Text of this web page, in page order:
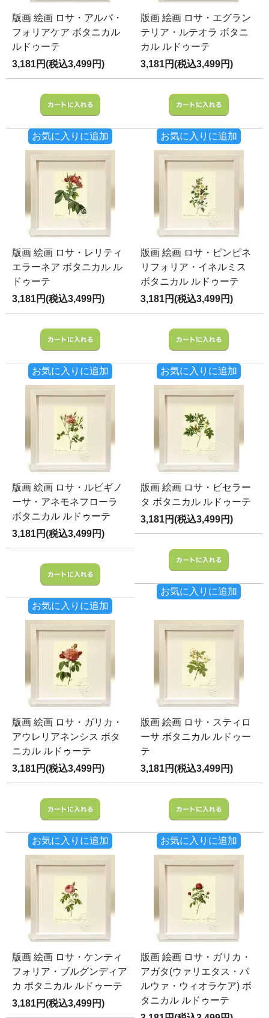
版画 絵画 ロサ・アルバ・
フォリアケア ボタニカル
ルドゥーテ
3,181円(税込3,499円)
お気に入りに追加
版画 絵画 ロサ・エグラン
テリア・ルテオラ ボタニ
カル ルドゥーテ
3,181円(税込3,499円)
お気に入りに追加
版画 絵画 ロサ・レリティ
エラーネア ボタニカル ル
ドゥーテ
3,181円(税込3,499円)
お気に入りに追加
版画 絵画 ロサ・ピンピネ
リフォリア・イネルミス
ボタニカル ルドゥーテ
3,181円(税込3,499円)
お気に入りに追加
版画 絵画 ロサ・ルビギノ
ーサ・アネモネフローラ
ボタニカル ルドゥーテ
3,181円(税込3,499円)
お気に入りに追加
版画 絵画 ロサ・ビセラー
タ ボタニカル ルドゥーテ
3,181円(税込3,499円)
お気に入りに追加
版画 絵画 ロサ・ガリカ・
アウレリアネンシス ボタ
ニカル ルドゥーテ
3,181円(税込3,499円)
お気に入りに追加
版画 絵画 ロサ・スティロ
ーサ ボタニカル ルドゥー
テ
3,181円(税込3,499円)
お気に入りに追加
版画 絵画 ロサ・ケンティ
フォリア・ブルグンディア
カ ボタニカル ルドゥーテ
3,181円(税込3,499円)
版画 絵画 ロサ・ガリカ・
アガタ(ウァリエタス・パ
ルウァ・ウィオラケア) ボ
タニカル ルドゥーテ